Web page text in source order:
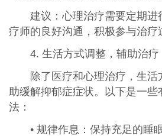
建议：心理治疗需要定期进
疗师的良好沟通，积极参与治疗
4. 生活方式调整，辅助治疗
除了医疗和心理治疗，生
助缓解抑郁症症状。以下是一
法：
• 规律作息：保持充足的睡